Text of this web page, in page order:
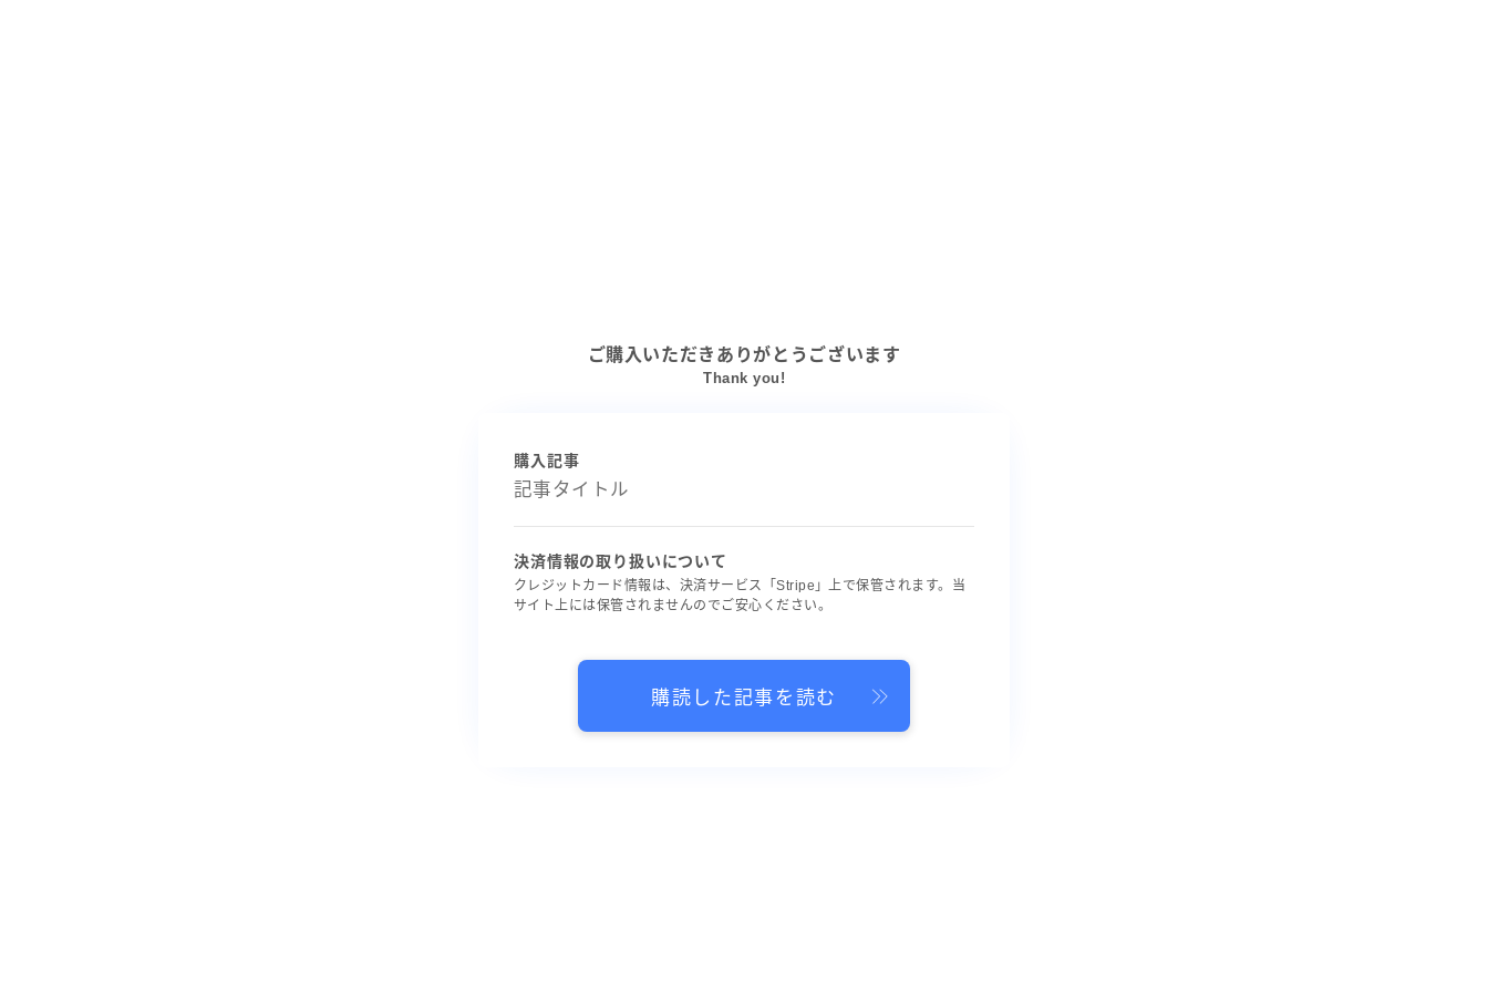
ご購入いただきありがとうございます
Thank you!
購入記事
記事タイトル
決済情報の取り扱いについて
クレジットカード情報は、決済サービス「Stripe」上で保管されます。当
サイト上には保管されませんのでご安心ください。
購読した記事を読む